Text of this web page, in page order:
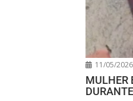
11/05/2026
MULHER